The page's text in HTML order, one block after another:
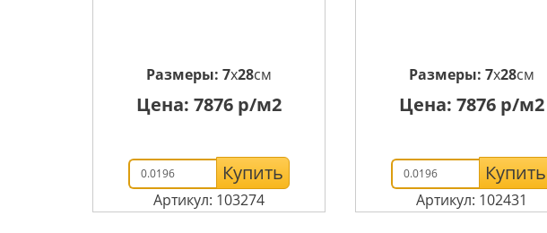
Размеры:7x28см
Цена:7876 р/м2
Купить
Артикул: 103274
Размеры: 7x28см
Цена: 7876р/м2
Купить
Артикул: 102431